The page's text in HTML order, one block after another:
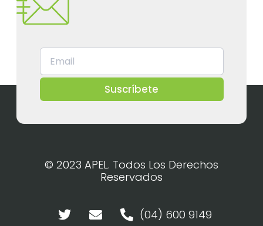
Suscríbete
© 2023 APEL. Todos Los Derechos
Reservados
(04) 600 9149